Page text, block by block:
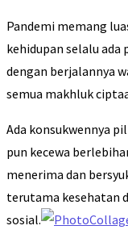
Pandemi memang
kehidupan selalu ada
dengan berjalannya
semua makhluk
Ada konsukwennya
pun kecewa
menerima dan
terutama kesehatan
sosial.